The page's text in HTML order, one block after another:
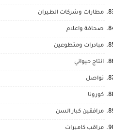
مطارات وشركات الطيران
صحافة واعلام
مبادرات ومتطوعين
انتاج حيواني
تواصل
كورونا
مرافقين كبار السن
مراقب كاميرات